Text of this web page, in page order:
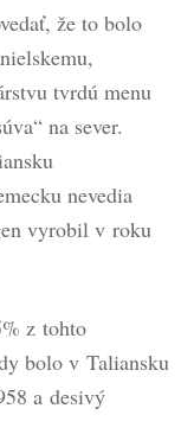
že to bolo
tvrdú menu
na sever.
nevedia
vyrobil v roku
z tohto
bolo v Taliansku
a desivý